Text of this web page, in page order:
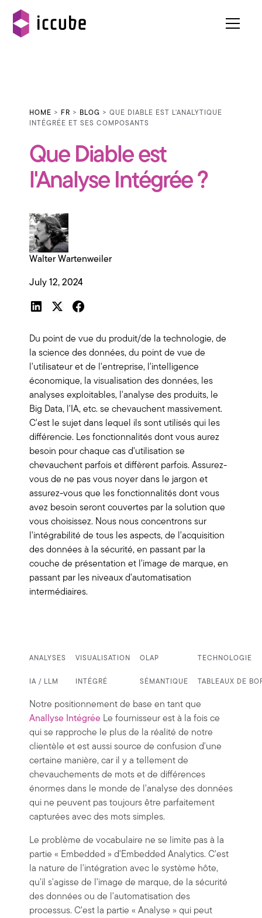
HOME > FR > BLOG > QUE DIABLE EST L'ANALYTIQUE
INTÉGRÉE ET SES COMPOSANTS
Que Diable est
l'Analyse Intégrée ?
Walter Wartenweiler
July 12, 2024
Du point de vue du produit/de la technologie, de
la science des données, du point de vue de
l'utilisateur et de l'entreprise, l'intelligence
économique, la visualisation des données, les
analyses exploitables, l'analyse des produits, le
Big Data, l'IA, etc. se chevauchent massivement.
C'est le sujet dans lequel ils sont utilisés qui les
différencie. Les fonctionnalités dont vous aurez
besoin pour chaque cas d'utilisation se
chevauchent parfois et diffèrent parfois. Assurez-
vous de ne pas vous noyer dans le jargon et
assurez-vous que les fonctionnalités dont vous
avez besoin seront couvertes par la solution que
vous choisissez. Nous nous concentrons sur
l'intégrabilité de tous les aspects, de l'acquisition
des données à la sécurité, en passant par la
couche de présentation et l'image de marque, en
passant par les niveaux d'automatisation
intermédiaires.
ANALYSES
IA / LLM
VISUALISATION
INTÉGRÉ
OLAP
SÉMANTIQUE
TECHNOLOGIE
TABLEAUX DE
Notre positionnement de base en tant que
Anallyse Intégrée Le fournisseur est à la fois ce
qui se rapproche le plus de la réalité de notre
clientèle et est aussi source de confusion d'une
certaine manière, car il y a tellement de
chevauchements de mots et de différences
énormes dans le monde de l'analyse des données
qui ne peuvent pas toujours être parfaitement
capturées avec des mots simples.
Le problème de vocabulaire ne se limite pas à la
partie « Embedded » d'Embedded Analytics. C'est
la nature de l'intégration avec le système hôte,
qu'il s'agisse de l'image de marque, de la sécurité
des données ou de l'automatisation des
processus. C'est la partie « Analyse » qui peut